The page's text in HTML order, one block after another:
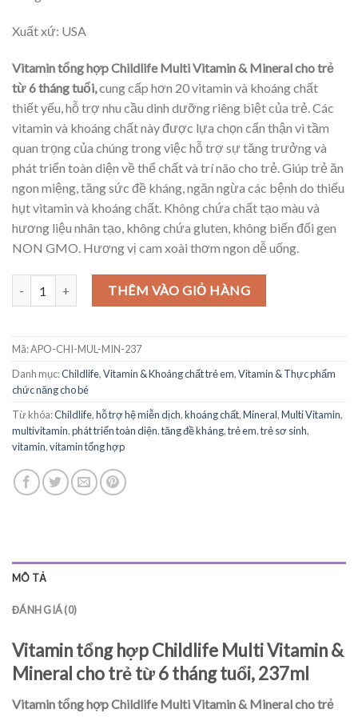
Xuất xứ: USA
Vitamin tổng hợp Childlife Multi Vitamin & Mineral cho trẻ
từ 6 tháng tuổi,cung cấp hơn 20 vitamin và khoáng chất
thiết yếu, hỗ trợ nhu cầu dinh dưỡng riêng biệt của trẻ. Các
vitamin và khoáng chất này được lựa chọn cẩn thận vì tầm
quan trọng của chúng trong việc hỗ trợ sự tăng trưởng và
phát triển toàn diện về thể chất và trí não cho trẻ. Giúp trẻ ăn
ngon miệng, tăng sức đề kháng, ngăn ngừa các bệnh do thiếu
hụt vitamin và khoáng chất. Không chứa chất tạo màu và
hương liệu nhân tạo, không chứa gluten, không biến đổi gen
NON GMO. Hương vị cam xoài thơm ngon dễ uống.
Vitamin tổng hợp Childlife Multi Vitamin & Mineral cho trẻ từ 6
THÊM VÀO GIỎ HÀNG
Mã:APO-CHI-MUL-MIN-237
Danh mục:Childlife,Vitamin & Khoáng chất trẻ em,Vitamin & Thực phẩm
chức năng cho bé
Từ khóa:Childlife,hỗ trợ hệ miễn dịch,khoáng chất,Mineral,Multi Vitamin,
multivitamin,phát triển toàn diện,tăng đề kháng,trẻ em,trẻ sơ sinh,
vitamin,vitamin tổng hợp
MÔ TẢ
ĐÁNH GIÁ (0)
Vitamin tổng hợp Childlife Multi Vitamin &
Mineral cho trẻ từ 6 tháng tuổi, 237ml
Vitamin tổng hợp Childlife Multi Vitamin & Mineral cho trẻ